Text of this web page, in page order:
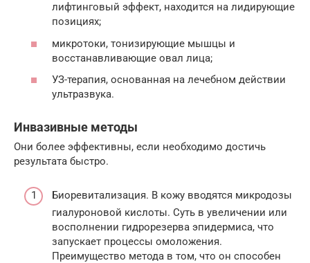
лифтинговый эффект, находится на лидирующие
позициях;
микротоки, тонизирующие мышцы и
восстанавливающие овал лица;
УЗ-терапия, основанная на лечебном действии
ультразвука.
Инвазивные методы
Они более эффективны, если необходимо достичь
результата быстро.
Биоревитализация. В кожу вводятся микродозы
гиалуроновой кислоты. Суть в увеличении или
восполнении гидрорезерва эпидермиса, что
запускает процессы омоложения.
Преимущество метода в том, что он способен